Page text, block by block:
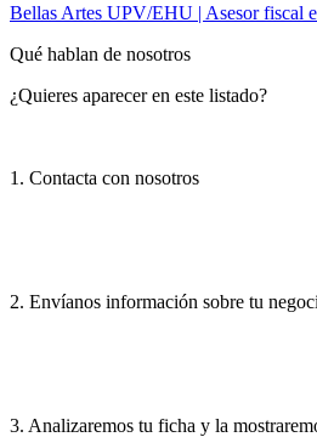
Bellas Artes UPV/EHU | Asesor fiscal
Qué hablan de nosotros
¿Quieres aparecer en este listado?
1. Contacta con nosotros
2. Envíanos información sobre tu
3. Analizaremos tu ficha y la